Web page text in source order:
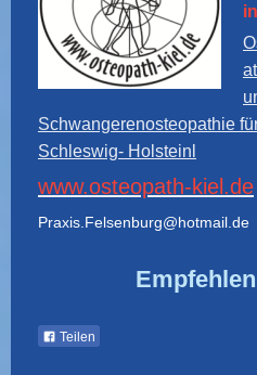
Schwangerenosteopathie
Schleswig- Holstein
www.osteopath-kiel.de
Teilen